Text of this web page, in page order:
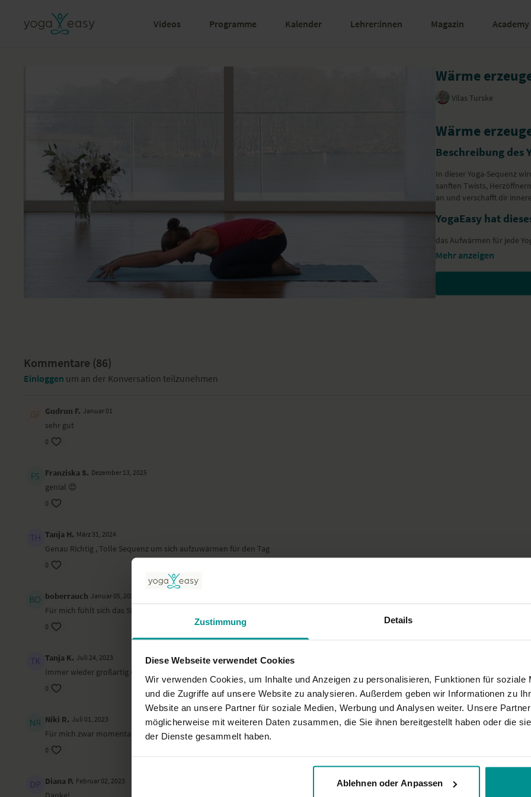
Zustimmung Details
Diese Webseite verwendet Cookies
Wir verwenden Cookies, um Inhalte und Anzeigen zu personalisieren, Funktionen für soziale
und die Zugriffe auf unsere Website zu analysieren. Außerdem geben wir Informationen zu
Website an unsere Partner für soziale Medien, Werbung und Analysen weiter. Unsere
möglicherweise mit weiteren Daten zusammen, die Sie ihnen bereitgestellt haben oder die
der Dienste gesammelt haben.
Ablehnen oder Anpassen
Videos Programme Kalender Lehrer:innen Magazin Academy
Wärme
Vilas Turske
Wärme
Beschreibung des
In dieser Yoga-Sequenz
sanften Twists,
an und verschafft dir
YogaEasy hat
das Aufwärmen für jede Yoga-Praxis
andere Anusara-Yoga-
Besondere Yoga-
Kindhaltung
Besonders zu
Dieses Yoga-Video dient
Ausrichtung in den
Mehr anzeigen
Kommentare (86)
Einloggen um an der Konversation teilzunehmen
Gudrun F. Januar 01
sehr gut
0
Franziska S. Dezember 13, 2025
genial 😍
0
Tanja H. März 31, 2024
Genau Richtig , Tolle Sequenz um sich aufzuwärmen für den Tag
0
boberrauch Januar 05, 2024
Für mich fühlt sich das SIE fremd an. Das „Leider“ passt für mich nicht zu meiner Yogapraxis.
0
Tanja K. Juli 24, 2023
Immer wieder großartig und fein !
0
Niki R. Juli 01, 2023
Für mich zwar momentan als Anfänger noch etwas schwierig, aber toll erklärt und ich liebe es. Kommt in meine Favoriten. Ich werde es
0
Diana P. Februar 02, 2023